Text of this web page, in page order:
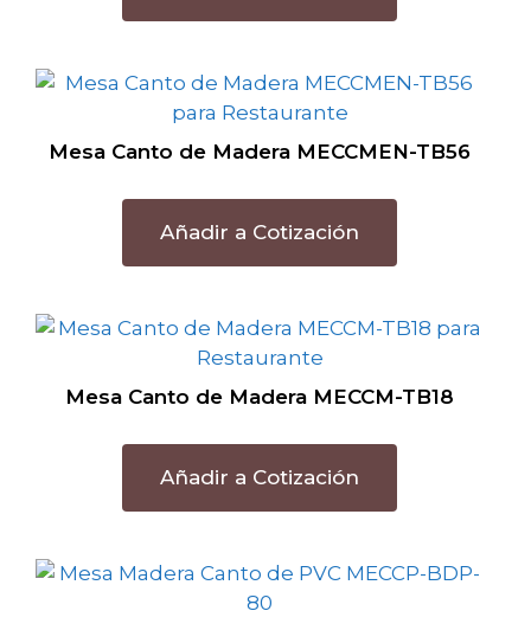
Mesa Canto de Madera MECCMEN-TB56
Añadir a Cotización
Mesa Canto de Madera MECCM-TB18
Añadir a Cotización